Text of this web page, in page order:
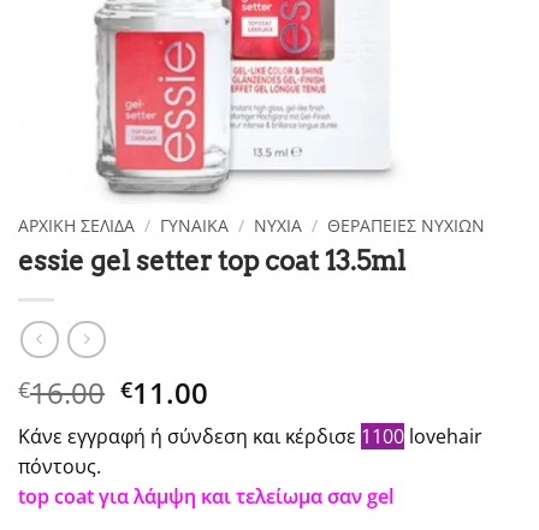
ΑΡΧΙΚΉ ΣΕΛΊΔΑ / ΓΥΝΑΙΚΑ / ΝΎΧΙΑ / ΘΕΡΑΠΕΊΕΣ ΝΥΧΙΏΝ
essie gel setter top coat 13.5ml
€16.00 Original
price
was:
€16.00.
€11.00
τρέχουσα
τιμή
είναι:
€11.00.
Κάνε εγγραφή ή σύνδεση και κέρδισε 1100 lovehair
πόντους.
top coat για λάμψη και τελείωμα σαν gel